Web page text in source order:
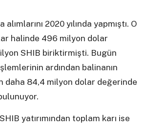
2020 yılında yapmıştı. O
halinde 496 milyon dolar
SHIB biriktirmişti. Bugün
ardından balinanın
daha 84,4 milyon dolar değerinde
yatırımından toplam karı ise